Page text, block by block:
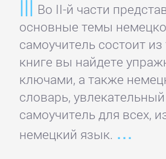
Во II-й части
основные темы
самоучитель состоит из
книге вы найдете
ключами, а также
словарь,
самоучитель для всех,
немецкий язык.
БОЕВИКИ
Боевая
фантастика
Боевики:
Прочее